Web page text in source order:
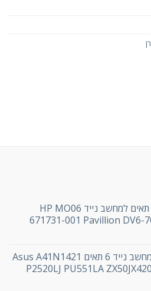
סוללה מקורית 6 תאים למחשב נייד HP MO06
671731-001 Pavillion DV6-
סוללה חליפית למחשב נייד 6 תאים Asus A41N1421
P2520LJ PU551LA